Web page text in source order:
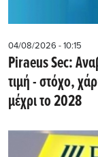
04/08/2026 - 10:15
Piraeus Sec:
τιμή - στόχο,
μέχρι το 2028